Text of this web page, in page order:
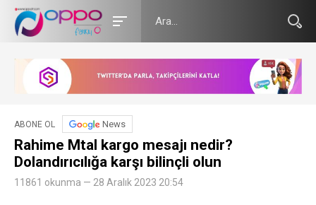
ABONE OL News
Rahime Mtal kargo mesajı nedir?
Dolandırıcılığa karşı bilinçli olun
11861 okunma — 28 Aralık 2023 20:54